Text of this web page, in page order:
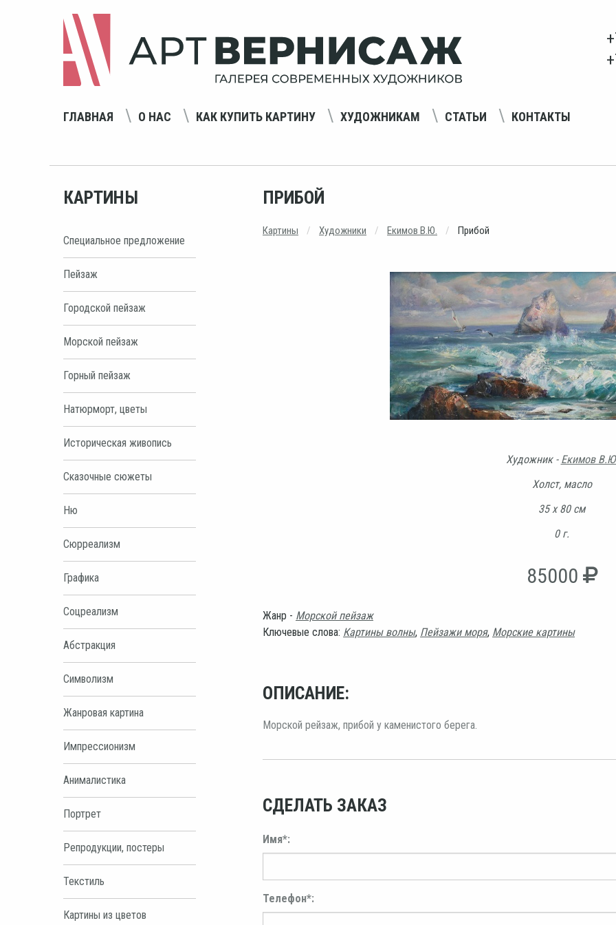
ГЛАВНАЯ О НАС КАК КУПИТЬ КАРТИНУ ХУДОЖНИКАМ СТАТЬИ КОНТАКТЫ
КАРТИНЫ
Специальное предложение
Пейзаж
Городской пейзаж
Морской пейзаж
Горный пейзаж
Натюрморт, цветы
Историческая живопись
Сказочные сюжеты
Ню
Сюрреализм
Графика
Соцреализм
Абстракция
Символизм
Жанровая картина
Импрессионизм
Анималистика
Портрет
Репродукции, постеры
Текстиль
Картины из цветов
ПРИБОЙ
Картины Художники Екимов В.Ю. Прибой
Художник - Екимов
Холст, масло
35 х 80 см
0 г.
85000
Жанр - Морской пейзаж
Ключевые слова: Картины волны, Пейзажи моря, Морские картины
ОПИСАНИЕ:
Морской рейзаж, прибой у каменистого берега.
СДЕЛАТЬ ЗАКАЗ
Имя*:
Телефон*: